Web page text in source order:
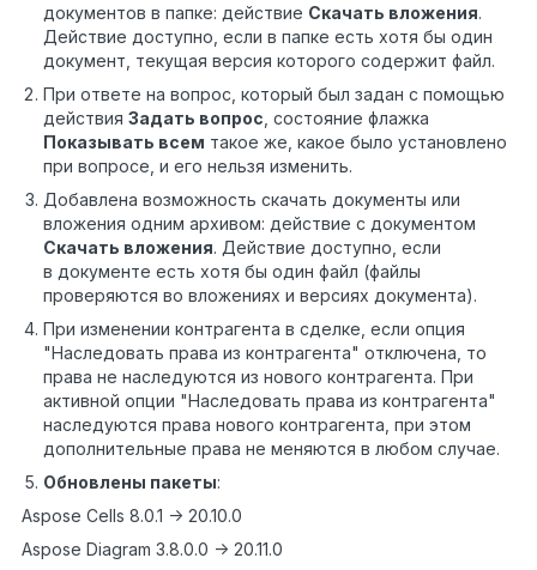
документов в папке: действие Скачать вложения.
Действие доступно, если в папке есть хотя бы один
документ, текущая версия которого содержит файл.
При ответе на вопрос, который был задан с помощью
действия Задать вопрос , состояние флажка
Показывать всем такое же, какое было установлено
при вопросе, и его нельзя изменить.
Добавлена возможность скачать документы или
вложения одним архивом: действие с документом
Скачать вложения. Действие доступно, если
в документе есть хотя бы один файл (файлы
проверяются во вложениях и версиях документа).
При изменении контрагента в сделке, если опция
"Наследовать права из контрагента" отключена, то
права не наследуются из нового контрагента. При
активной опции "Наследовать права из контрагента"
наследуются права нового контрагента, при этом
дополнительные права не меняются в любом случае.
Обновлены пакеты:
Aspose Cells 8.0.1 -> 20.10.0
Aspose Diagram 3.8.0.0 -> 20.11.0